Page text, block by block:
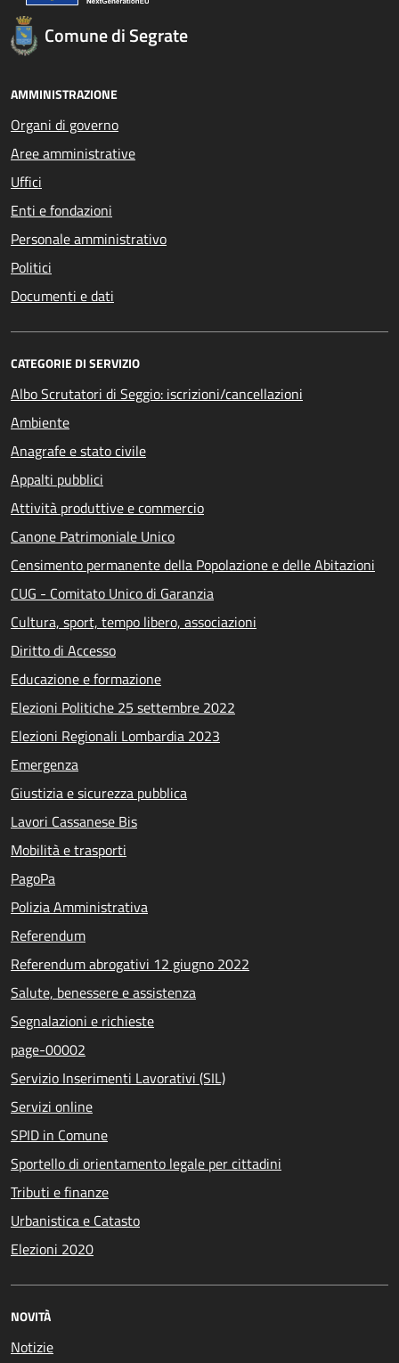
Comune di Segrate
AMMINISTRAZIONE
Organi di governo
Aree amministrative
Uffici
Enti e fondazioni
Personale amministrativo
Politici
Documenti e dati
CATEGORIE DI SERVIZIO
Albo Scrutatori di Seggio: iscrizioni/cancellazioni
Ambiente
Anagrafe e stato civile
Appalti pubblici
Attività produttive e commercio
Canone Patrimoniale Unico
Censimento permanente della Popolazione e delle Abitazioni
CUG - Comitato Unico di Garanzia
Cultura, sport, tempo libero, associazioni
Diritto di Accesso
Educazione e formazione
Elezioni Politiche 25 settembre 2022
Elezioni Regionali Lombardia 2023
Emergenza
Giustizia e sicurezza pubblica
Lavori Cassanese Bis
Mobilità e trasporti
PagoPa
Polizia Amministrativa
Referendum
Referendum abrogativi 12 giugno 2022
Salute, benessere e assistenza
Segnalazioni e richieste
page-00002
Servizio Inserimenti Lavorativi (SIL)
Servizi online
SPID in Comune
Sportello di orientamento legale per cittadini
Tributi e finanze
Urbanistica e Catasto
Elezioni 2020
NOVITÀ
Notizie